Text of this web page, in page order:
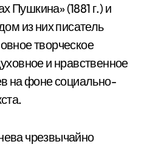
Пушкина» (1881 г.) и
из них писатель
творческое
и нравственное
на фоне социально-
чрезвычайно